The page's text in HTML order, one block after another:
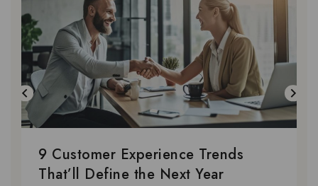
9 Customer Experience Trends
That’ll Define the Next Year